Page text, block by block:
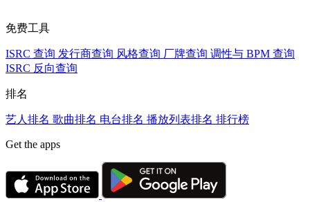
免费工具
ISRC 查询 发行商查询 风格查询 厂牌查询 调性与 BPM 查询
ISRC 反向查询
排名
艺人排名 歌曲排名 电台排名 播放列表排名 排行榜
Get the apps